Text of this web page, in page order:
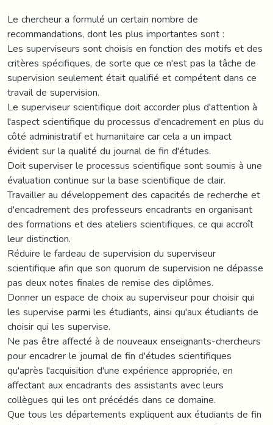
Le chercheur a formulé un certain nombre de
recommandations, dont les plus importantes sont :
Les superviseurs sont choisis en fonction des motifs et des
critères spécifiques, de sorte que ce n'est pas la tâche de
supervision seulement était qualifié et compétent dans ce
travail de supervision.
Le superviseur scientifique doit accorder plus d'attention à
l'aspect scientifique du processus d'encadrement en plus du
côté administratif et humanitaire car cela a un impact
évident sur la qualité du journal de fin d'études.
Doit superviser le processus scientifique sont soumis à une
évaluation continue sur la base scientifique de clair.
Travailler au développement des capacités de recherche et
d'encadrement des professeurs encadrants en organisant
des formations et des ateliers scientifiques, ce qui accroît
leur distinction.
Réduire le fardeau de supervision du superviseur
scientifique afin que son quorum de supervision ne dépasse
pas deux notes finales de remise des diplômes.
Donner un espace de choix au superviseur pour choisir qui
les supervise parmi les étudiants, ainsi qu'aux étudiants de
choisir qui les supervise.
Ne pas être affecté à de nouveaux enseignants-chercheurs
pour encadrer le journal de fin d'études scientifiques
qu'après l'acquisition d'une expérience appropriée, en
affectant aux encadrants des assistants avec leurs
collègues qui les ont précédés dans ce domaine.
Que tous les départements expliquent aux étudiants de fin